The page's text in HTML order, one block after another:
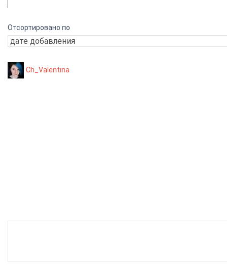
Отсортировано по
Ch_Valentina